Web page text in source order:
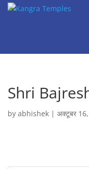
Shri
by abhishek | अक्टूबर